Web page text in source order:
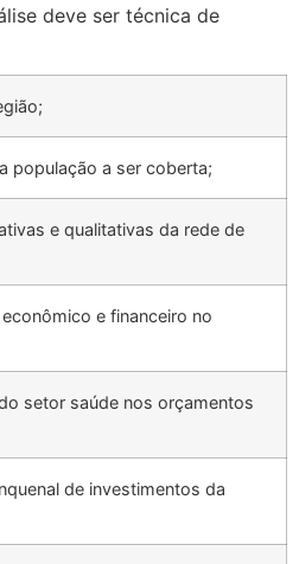
deve ser técnica de
população a ser coberta;
e qualitativas da rede de
e financeiro no
setor saúde nos orçamentos
de investimentos da